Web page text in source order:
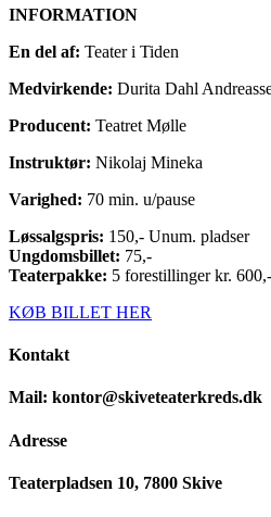
INFORMATION
En del af: Teater i Tiden
Medvirkende: Durita Dahl
Producent: Teatret Mølle
Instruktør: Nikolaj Mineka
Varighed: 70 min. u/pause
Løssalgspris: 150,- Unum. pladser
Ungdomsbillet: 75,-
Teaterpakke: 5 forestillinger kr. 600,-
KØB BILLET HER
Kontakt
Mail: kontor@skiveteaterkreds.dk
Adresse
Teaterpladsen 10, 7800 Skive